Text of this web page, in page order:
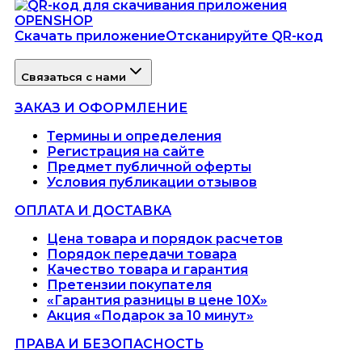
Скачать приложениеОтсканируйте QR-код
Связаться с нами
ЗАКАЗ И ОФОРМЛЕНИЕ
Термины и определения
Регистрация на сайте
Предмет публичной оферты
Условия публикации отзывов
ОПЛАТА И ДОСТАВКА
Цена товара и порядок расчетов
Порядок передачи товара
Качество товара и гарантия
Претензии покупателя
«Гарантия разницы в цене 10X»
Акция «Подарок за 10 минут»
ПРАВА И БЕЗОПАСНОСТЬ